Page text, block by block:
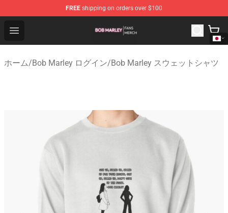
FREE shipping on orders over $100
Open menu
Bob Marley Shop - Official Bob Marley Merchandise
ホーム/Bob Marley ログイン/Bob Marley スウェットシャツ